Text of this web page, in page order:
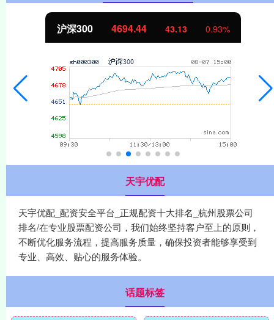
北证50 1134.24 11.37 1.01%
天宇优配
天宇优配_配资安全平台_正规配资十大排名_杭州股票公司
排名/在专业股票配资公司，我们始终坚持客户至上的原则，
不断优化服务流程，提高服务质量，确保投资者能够享受到
专业、高效、贴心的服务体验。
话题标签